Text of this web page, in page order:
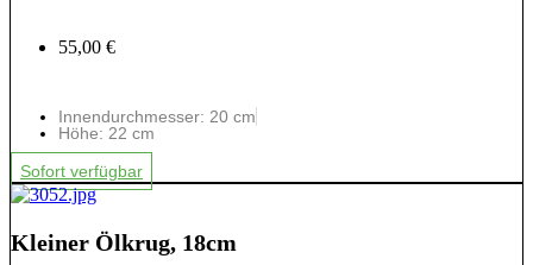
55,00 €
Innendurchmesser: 20 cm
Höhe: 22 cm
Sofort verfügbar
Kleiner Ölkrug, 18cm